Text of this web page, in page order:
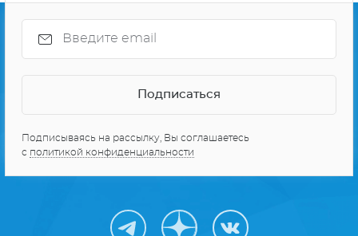
Подписываясь на рассылку, Вы соглашаетесь
с политикой конфиденциальности